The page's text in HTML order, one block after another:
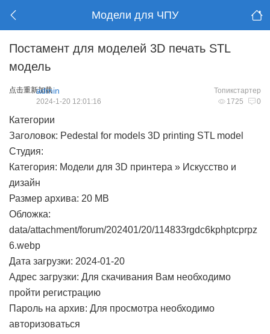
Модели для ЧПУ
Постамент для моделей 3D печать STL
модель
点击重新加载 Топикстартер
admin
1725 0
2024-1-20 12:01:16
Категории
Заголовок: Pedestal for models 3D printing STL model
Студия:
Категория: Модели для 3D принтера » Искусство и
дизайн
Размер архива: 20 MB
Обложка:
data/attachment/forum/202401/20/114833rgdc6kphptcprpz
6.webp
Дата загрузки: 2024-01-20
Адрес загрузки: Для скачивания Вам необходимо
пройти регистрацию
Пароль на архив: Для просмотра необходимо
авторизоваться